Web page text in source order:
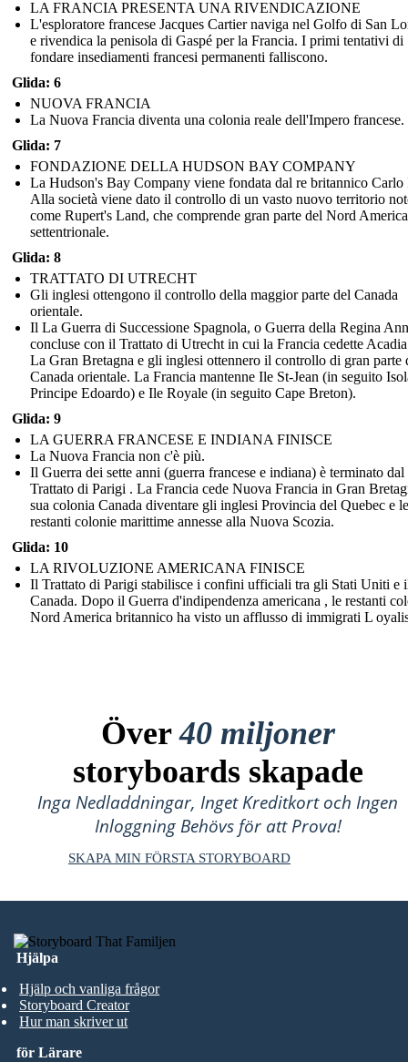
LA FRANCIA PRESENTA UNA RIVENDICAZIONE
L'esploratore francese Jacques Cartier naviga nel Golfo di San
e rivendica la penisola di Gaspé per la Francia. I primi tentativi di
fondare insediamenti francesi permanenti falliscono.
Glida: 6
NUOVA FRANCIA
La Nuova Francia diventa una colonia reale dell'Impero francese.
Glida: 7
FONDAZIONE DELLA HUDSON BAY COMPANY
La Hudson's Bay Company viene fondata dal re britannico Carlo
Alla società viene dato il controllo di un vasto nuovo territorio
come Rupert's Land, che comprende gran parte del Nord America
settentrionale.
Glida: 8
TRATTATO DI UTRECHT
Gli inglesi ottengono il controllo della maggior parte del Canada
orientale.
Il La Guerra di Successione Spagnola, o Guerra della Regina
concluse con il Trattato di Utrecht in cui la Francia cedette
La Gran Bretagna e gli inglesi ottennero il controllo di gran parte
Canada orientale. La Francia mantenne Ile St-Jean (in seguito
Principe Edoardo) e Ile Royale (in seguito Cape Breton).
Glida: 9
LA GUERRA FRANCESE E INDIANA FINISCE
La Nuova Francia non c'è più.
Il Guerra dei sette anni (guerra francese e indiana) è terminato dal
Trattato di Parigi . La Francia cede Nuova Francia in Gran
sua colonia Canada diventare gli inglesi Provincia del Quebec e
restanti colonie marittime annesse alla Nuova Scozia.
Glida: 10
LA RIVOLUZIONE AMERICANA FINISCE
Il Trattato di Parigi stabilisce i confini ufficiali tra gli Stati Uniti e
Canada. Dopo il Guerra d'indipendenza americana , le restanti
Nord America britannico ha visto un afflusso di immigrati L
Över40 miljoner
storyboards skapade
Inga Nedladdningar, Inget Kreditkort och Ingen
Inloggning Behövs för att Prova!
SKAPA MIN FÖRSTA STORYBOARD
Hjälpa
Hjälp och vanliga frågor
Storyboard Creator
Hur man skriver ut
för Lärare